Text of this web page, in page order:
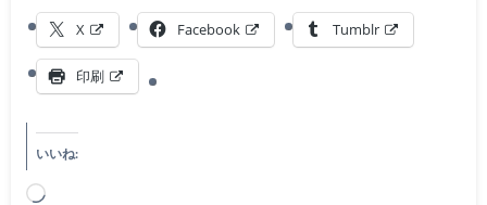
X Facebook Tumblr
印刷
いいね:
読